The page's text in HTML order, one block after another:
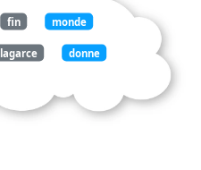
fin monde
lagarce donne